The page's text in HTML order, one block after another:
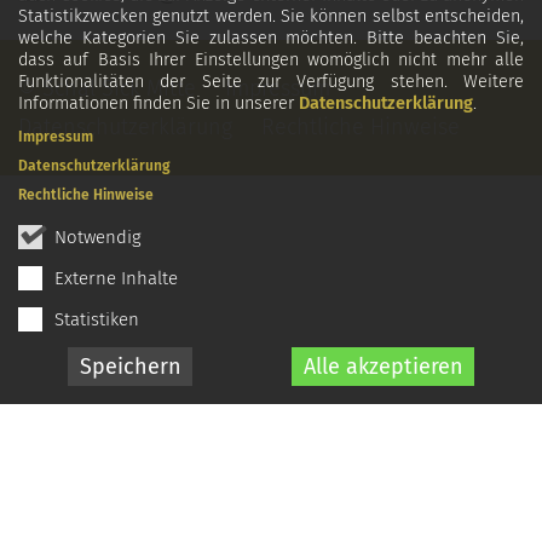
Statistikzwecken genutzt werden. Sie können selbst entscheiden,
welche Kategorien Sie zulassen möchten. Bitte beachten Sie,
dass auf Basis Ihrer Einstellungen womöglich nicht mehr alle
Funktionalitäten der Seite zur Verfügung stehen. Weitere
Informationen finden Sie in unserer Datenschutzerklärung.
Notwendig
Externe Inhalte
Statistiken
Speichern Alle akzeptieren
Impressum
Datenschutzerklärung
Rechtliche Hinweise
© Schäl Sick Mitte
Impressum
Datenschutzerklärung